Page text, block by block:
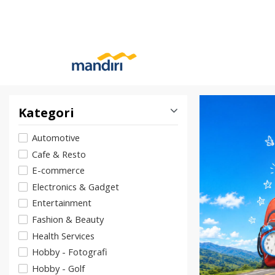
Kategori
Automotive
Cafe & Resto
E-commerce
Electronics & Gadget
Entertainment
Fashion & Beauty
Health Services
Hobby - Fotografi
Hobby - Golf